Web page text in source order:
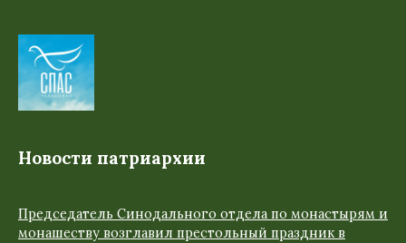
Новости патриархии
Председатель Синодального отдела по монастырям и
монашеству возглавил престольный праздник в